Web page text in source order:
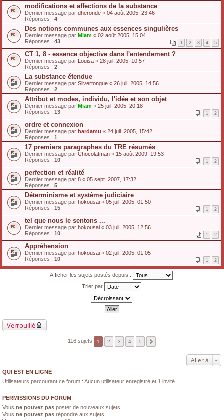
modifications et affections de la substance
Dernier message par dheronde « 04 août 2005, 23:46
Réponses : 4
Des notions communes aux essences singulières
Dernier message par Miam « 02 août 2005, 15:04
Réponses : 43 1 2 3 4 5
CT 1, 8 - essence objective dans l'entendement ?
Dernier message par Louisa « 28 juil. 2005, 10:57
Réponses : 2
La substance étendue
Dernier message par Silvertongue « 26 juil. 2005, 14:56
Réponses : 2
Attribut et modes, individu, l'idée et son objet
Dernier message par Miam « 25 juil. 2005, 20:18
Réponses : 13 1 2
ordre et connexion
Dernier message par bardamu « 24 juil. 2005, 15:42
Réponses : 1
17 premiers paragraphes du TRE résumés
Dernier message par Chocolatman « 15 août 2009, 19:53
Réponses : 10 1 2
perfection et réalité
Dernier message par 8 « 05 sept. 2007, 17:32
Réponses : 5
Déterminisme et système judiciaire
Dernier message par hokousai « 05 juil. 2005, 01:50
Réponses : 15 1 2
tel que nous le sentons ...
Dernier message par hokousai « 03 juil. 2005, 12:56
Réponses : 10 1 2
Appréhension
Dernier message par hokousai « 02 juil. 2005, 01:05
Réponses : 10 1 2
Afficher les sujets postés depuis :
Trier par
Verrouillé
116 sujets 1 2 3 4 5
Aller à
QUI EST EN LIGNE
Utilisateurs parcourant ce forum : Aucun utilisateur enregistré et 1 invité
PERMISSIONS DU FORUM
Vous ne pouvez pas poster de nouveaux sujets
Vous ne pouvez pas répondre aux sujets